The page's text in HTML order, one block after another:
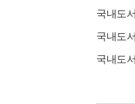
국내도
국내도
국내도